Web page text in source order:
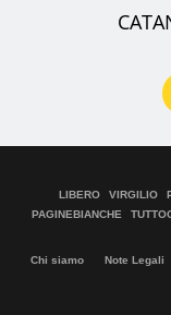
LIBERO VIRGILIO
PAGINEBIANCHE
Chi siamo Note Legali